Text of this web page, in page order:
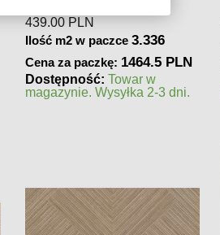
180.00 PLN
Ilość m2 w paczce 1.125
Cena za paczkę: 202.5 PLN
Dostępność: Towar w
magazynie. Wysyłka 2-3 dni.